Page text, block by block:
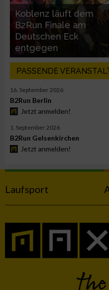
Koblenz läuft dem
B2Run Finale am
Deutschen Eck
entgegen
PASSENDE
16. September 2026
B2Run Berlin
Jetzt anmelden!
1. September 2026
B2Run Gelsenkirchen
Jetzt anmelden!
Laufsport
Notwendig
Performance
Funktional
Werbung